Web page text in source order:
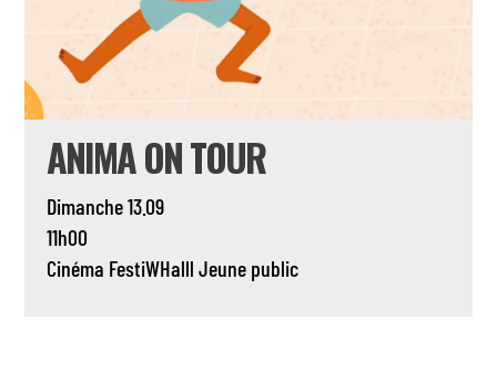
ANIMA ON TOUR
Dimanche 13.09
11h00
Cinéma FestiWHalll Jeune public